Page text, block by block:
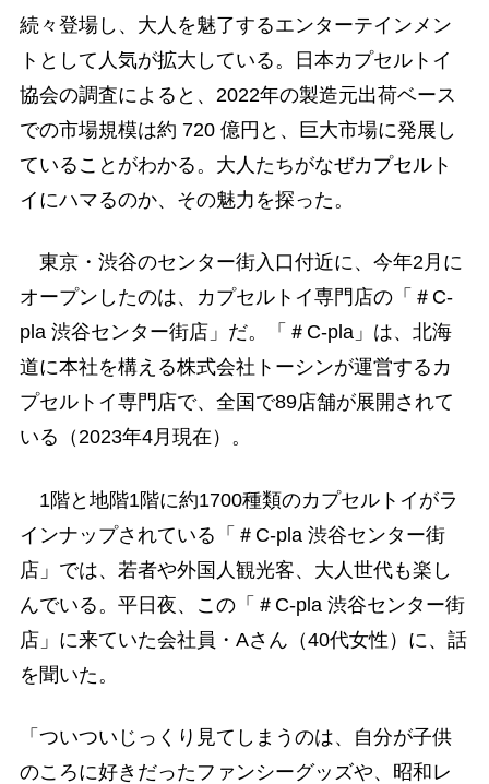
続々登場し、大人を魅了するエンターテインメン
トとして人気が拡大している。日本カプセルトイ
協会の調査によると、2022年の製造元出荷ベース
での市場規模は約 720 億円と、巨大市場に発展し
ていることがわかる。大人たちがなぜカプセルト
イにハマるのか、その魅力を探った。
東京・渋谷のセンター街入口付近に、今年2月に
オープンしたのは、カプセルトイ専門店の「＃C-
pla 渋谷センター街店」だ。「＃C-pla」は、北海
道に本社を構える株式会社トーシンが運営するカ
プセルトイ専門店で、全国で89店舗が展開されて
いる（2023年4月現在）。
1階と地階1階に約1700種類のカプセルトイがラ
インナップされている「＃C-pla 渋谷センター街
店」では、若者や外国人観光客、大人世代も楽し
んでいる。平日夜、この「＃C-pla 渋谷センター街
店」に来ていた会社員・Aさん（40代女性）に、話
を聞いた。
「ついついじっくり見てしまうのは、自分が子供
のころに好きだったファンシーグッズや、昭和レ